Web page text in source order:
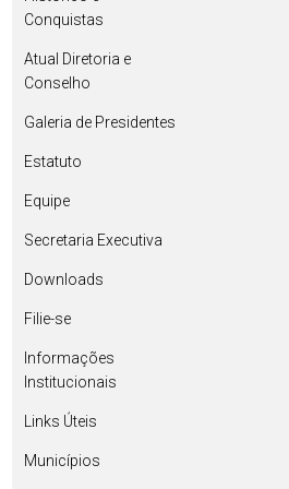
Conquistas
Atual Diretoria e
Conselho
Galeria de Presidentes
Estatuto
Equipe
Secretaria Executiva
Downloads
Filie-se
Informações
Institucionais
Links Úteis
Municípios